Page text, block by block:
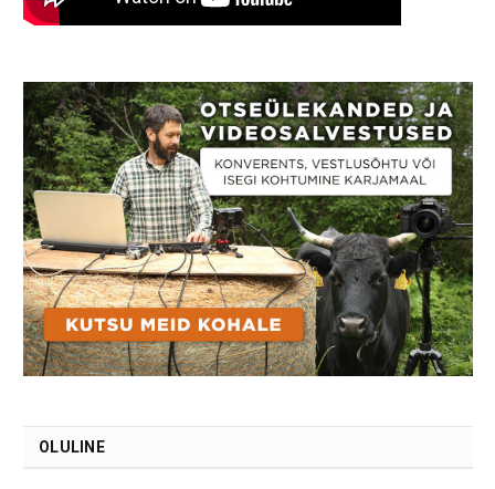
OLULINE